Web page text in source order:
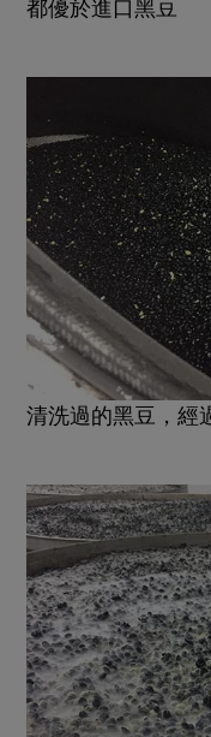
都優於進口黑豆
清洗過的黑豆，經